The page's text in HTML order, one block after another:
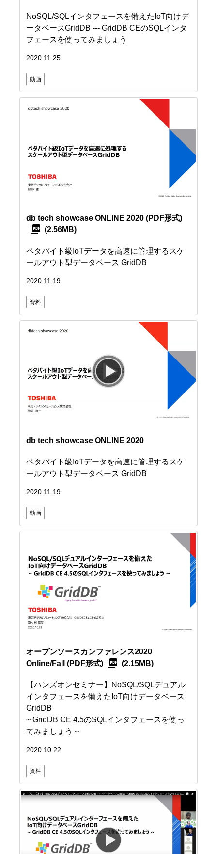
NoSQL/SQLインタフェースを備えたIoT向けデ
ータベースGridDB --- GridDB CEのSQLインタ
フェースを使ってみましょう
2020.11.25
動画
db tech showcase ONLINE 2020 (PDF形式)
(2.56MB)
ペタバイト級IoTデータを高速に管理するスケ
ールアウト型データベース GridDB
2020.11.19
資料
db tech showcase ONLINE 2020
ペタバイト級IoTデータを高速に管理するスケ
ールアウト型データベース GridDB
2020.11.19
動画
オープンソースカンファレンス2020
Online/Fall
(PDF形式) (2.15MB)
【ハンズオンセミナー】NoSQL/SQLデュアル
インタフェースを備えたIoT向けデータベース
GridDB
~ GridDB CE 4.5のSQLインタフェースを使っ
てみましょう ~
2020.10.22
資料